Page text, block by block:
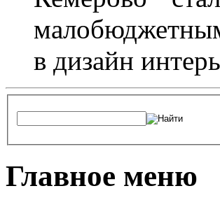
в дизайн
Главное меню